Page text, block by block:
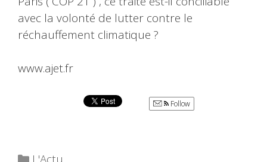
avec la volonté de lutter contre le
réchauffement climatique ?
www.ajet.fr
Follow
Catégories